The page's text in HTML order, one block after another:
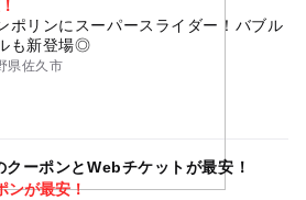
は終了しました。
7,000円 (対象年齢3歳以上)
4,000円 (身長120cm以上/体重25kg以
ポリンにスーパースライダー！バブル
も新登場◎
県佐久市
クーポンとWebチケットが最安！
ンが最安！